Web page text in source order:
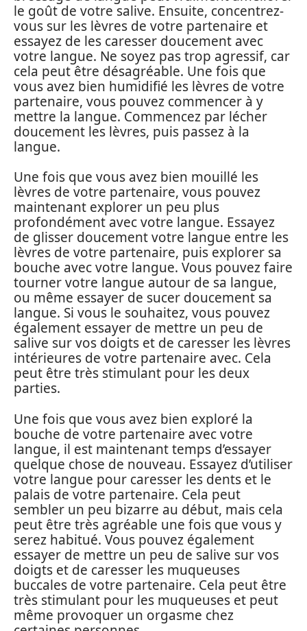
le goût de votre salive. Ensuite, concentrez-
vous sur les lèvres de votre partenaire et
essayez de les caresser doucement avec
votre langue. Ne soyez pas trop agressif, car
cela peut être désagréable. Une fois que
vous avez bien humidifié les lèvres de votre
partenaire, vous pouvez commencer à y
mettre la langue. Commencez par lécher
doucement les lèvres, puis passez à la
langue.
Une fois que vous avez bien mouillé les
lèvres de votre partenaire, vous pouvez
maintenant explorer un peu plus
profondément avec votre langue. Essayez
de glisser doucement votre langue entre les
lèvres de votre partenaire, puis explorer sa
bouche avec votre langue. Vous pouvez faire
tourner votre langue autour de sa langue,
ou même essayer de sucer doucement sa
langue. Si vous le souhaitez, vous pouvez
également essayer de mettre un peu de
salive sur vos doigts et de caresser les lèvres
intérieures de votre partenaire avec. Cela
peut être très stimulant pour les deux
parties.
Une fois que vous avez bien exploré la
bouche de votre partenaire avec votre
langue, il est maintenant temps d’essayer
quelque chose de nouveau. Essayez d’utiliser
votre langue pour caresser les dents et le
palais de votre partenaire. Cela peut
sembler un peu bizarre au début, mais cela
peut être très agréable une fois que vous y
serez habitué. Vous pouvez également
essayer de mettre un peu de salive sur vos
doigts et de caresser les muqueuses
buccales de votre partenaire. Cela peut être
très stimulant pour les muqueuses et peut
même provoquer un orgasme chez